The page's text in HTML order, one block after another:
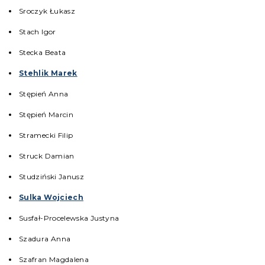
Sroczyk Łukasz
Stach Igor
Stecka Beata
Stehlik Marek
Stępień Anna
Stępień Marcin
Stramecki Filip
Struck Damian
Studziński Janusz
Sulka Wojciech
Susfał-Procelewska Justyna
Szadura Anna
Szafran Magdalena